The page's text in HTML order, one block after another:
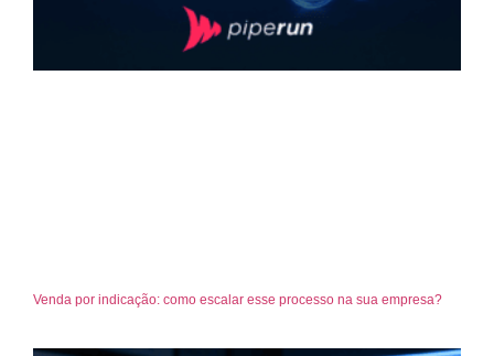
Venda por indicação: como escalar esse processo na sua empresa?